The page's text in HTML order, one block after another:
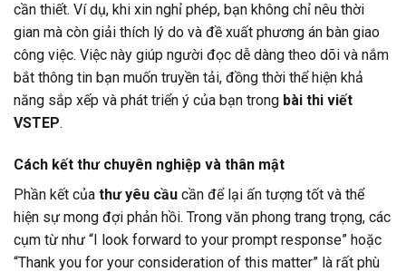
cần thiết. Ví dụ, khi xin nghỉ phép, bạn không chỉ nêu thời
gian mà còn giải thích lý do và đề xuất phương án bàn giao
công việc. Việc này giúp người đọc dễ dàng theo dõi và nắm
bắt thông tin bạn muốn truyền tải, đồng thời thể hiện khả
năng sắp xếp và phát triển ý của bạn trong bài thi viết
VSTEP.
Cách kết thư chuyên nghiệp và thân mật
Phần kết của thư yêu cầu cần để lại ấn tượng tốt và thể
hiện sự mong đợi phản hồi. Trong văn phong trang trọng, các
cụm từ như “I look forward to your prompt response” hoặc
“Thank you for your consideration of this matter” là rất phù